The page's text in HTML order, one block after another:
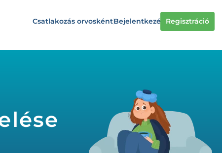
Csatlakozás orvoskéntBejelentkezés Regisztráció